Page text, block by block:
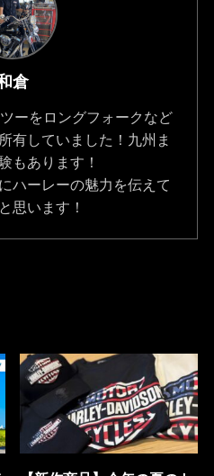
倉
ーをロングフォークなど
有していました！九州ま
もあります！
ハーレーの魅力を伝えて
思います！